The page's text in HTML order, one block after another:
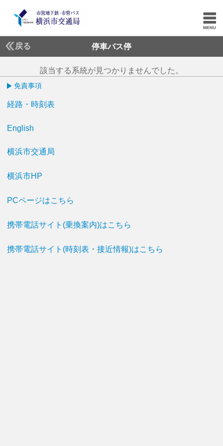
戻る 停車バス停
該当する系統が見つかりませんでした。
免責事項
経路・時刻表
English
横浜市交通局
横浜市HP
PCページはこちら
携帯電話サイト(乗換案内)はこちら
携帯電話サイト(時刻表・接近情報)はこちら